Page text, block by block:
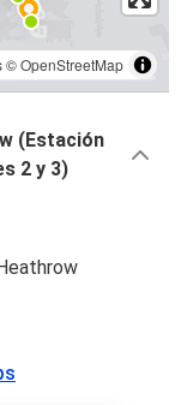
©OpenStreetMap
(Estación
2 y 3)